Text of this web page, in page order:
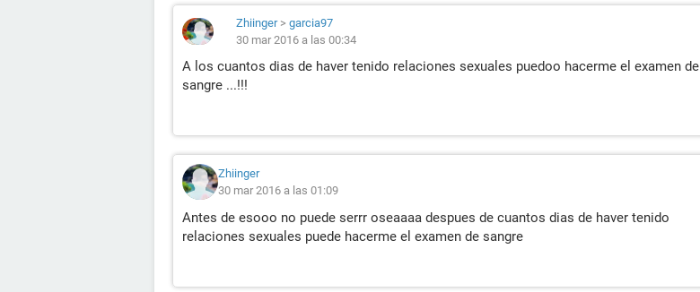
Zhiinger> garcia97
30 mar 2016 a las 00:34
A los cuantos dias de haver tenido relaciones sexuales puedoo hacerme el examen de
sangre ...!!!
Zhiinger
30 mar 2016 a las 01:09
Antes de esooo no puede serrr oseaaaa despues de cuantos dias de haver tenido
relaciones sexuales puede hacerme el examen de sangre